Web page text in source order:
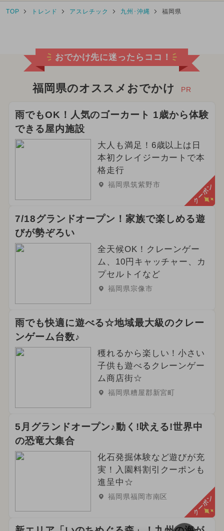
TOP トレンド アスレチック 九州･沖縄 福岡県
おでかけ先に迷ったらココ！
福岡県のオススメおでかけ PR
雨でもOK！人気のゴーカート 1歳から体験
できる屋内施設
大人も満足！6歳以上は日
本初クレイジーカートで本
格走行
福岡県筑紫野市 クーポン
7/18グランドオープン！家族で楽しめる遊
びが勢ぞろい
全天候OK！クレーンゲー
ム、10円キャッチャー、カ
プセルトイなど
福岡県宗像市
雨でも快適に遊べる☆地域最大級のクレー
ンゲーム台数♪
穫れるから楽しい！小さい
子供も遊べるクレーンゲー
ム商店街☆
福岡県糟屋郡新宮町
5月グランドオープン♪動く!吠える!世界中
の恐竜大集合
化石発掘体験など遊びが充
実！入園料割引クーポンも
進呈中☆
福岡県福岡市南区 クーポン